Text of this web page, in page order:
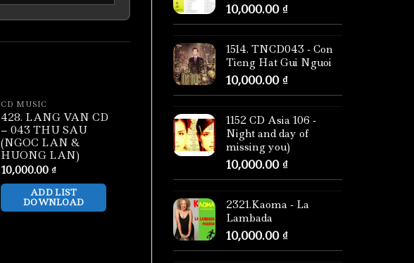
10,000.00 ₫
1514. TNCD043 - Con
Tieng Hat Gui Nguoi
10,000.00 ₫
1152 CD Asia 106 -
Night and day of
missing you)
10,000.00 ₫
2321.Kaoma - La
Lambada
10,000.00 ₫
CD MUSIC
428. LANG VAN CD
– 043 THU SAU
(NGOC LAN &
HUONG LAN)
10,000.00₫
ADD LIST
DOWNLOAD